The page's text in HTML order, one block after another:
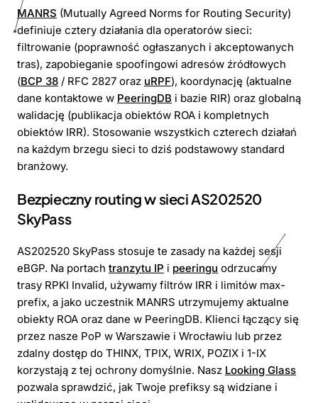
MANRS (Mutually Agreed Norms for Routing Security)
definiuje cztery działania dla operatorów sieci:
filtrowanie (poprawność ogłaszanych i akceptowanych
tras), zapobieganie spoofingowi adresów źródłowych
(BCP 38 / RFC 2827 oraz uRPF), koordynację (aktualne
dane kontaktowe w PeeringDB i bazie RIR) oraz globalną
walidację (publikacja obiektów ROA i kompletnych
obiektów IRR). Stosowanie wszystkich czterech działań
na każdym brzegu sieci to dziś podstawowy standard
branżowy.
Bezpieczny routing w sieci AS202520
SkyPass
AS202520 SkyPass stosuje te zasady na każdej sesji
eBGP. Na portach tranzytu IP i peeringu odrzucamy
trasy RPKI Invalid, używamy filtrów IRR i limitów max-
prefix, a jako uczestnik MANRS utrzymujemy aktualne
obiekty ROA oraz dane w PeeringDB. Klienci łączący się
przez nasze PoP w Warszawie i Wrocławiu lub przez
zdalny dostęp do THINX, TPIX, WRIX, POZIX i 1-IX
korzystają z tej ochrony domyślnie. Nasz Looking Glass
pozwala sprawdzić, jak Twoje prefiksy są widziane i